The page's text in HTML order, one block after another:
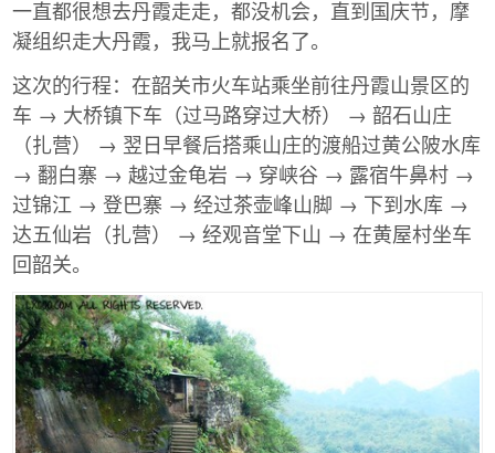
一直都很想去丹霞走走，都没机会，直到国庆节，摩
凝组织走大丹霞，我马上就报名了。
这次的行程：在韶关市火车站乘坐前往丹霞山景区的
车 → 大桥镇下车（过马路穿过大桥） → 韶石山庄
（扎营） → 翌日早餐后搭乘山庄的渡船过黄公陂水库
→ 翻白寨 → 越过金龟岩 → 穿峡谷 → 露宿牛鼻村 →
过锦江 → 登巴寨 → 经过茶壶峰山脚 → 下到水库 →
达五仙岩（扎营） → 经观音堂下山 → 在黄屋村坐车
回韶关。